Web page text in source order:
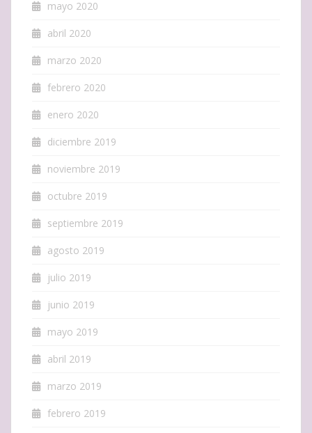
mayo 2020
abril 2020
marzo 2020
febrero 2020
enero 2020
diciembre 2019
noviembre 2019
octubre 2019
septiembre 2019
agosto 2019
julio 2019
junio 2019
mayo 2019
abril 2019
marzo 2019
febrero 2019